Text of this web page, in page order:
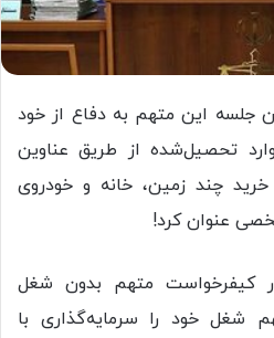
جلسه این متهم به دفاع از خود
تحصیل‌شده از طریق عناوین
خرید چند زمین، خانه و خودروی
عنوان کرد!
کیفرخواست متهم بدون شغل
شغل خود را سرمایه‌گذاری با